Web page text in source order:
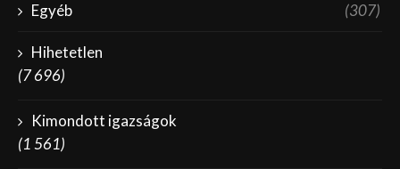
Egyéb (307)
Hihetetlen
(7 696)
Kimondott igazságok
(1 561)